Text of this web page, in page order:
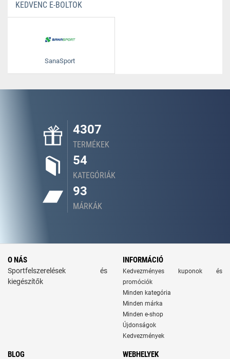
KEDVENC E-BOLTOK
SanaSport
4307
TERMÉKEK
54
KATEGÓRIÁK
93
MÁRKÁK
O NÁS
Sportfelszerelések és
kiegészítők
INFORMÁCIÓ
Kedvezményes kuponok és
promóciók
Minden kategória
Minden márka
Minden e-shop
Újdonságok
Kedvezmények
BLOG WEBHELYEK